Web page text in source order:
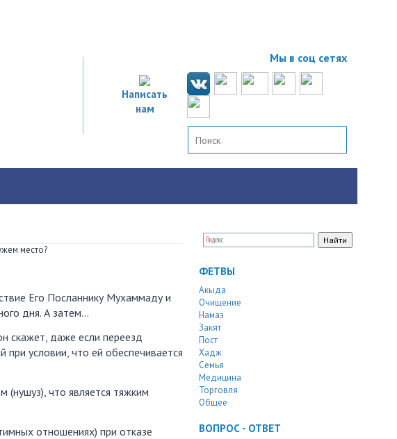
Написать
нам
Мы в соц сетях
место?
Его Посланнику Мухаммаду и
дня. А затем…
скажет, даже если переезд
условии, что ей обеспечивается
(нушуз), что является тяжким
отношениях) при отказе
ФЕТВЫ
Акыда
Очищение
Намаз
Закят
Пост
Хадж
Семья
Медицина
Торговля
Общее
ВОПРОС - ОТВЕТ